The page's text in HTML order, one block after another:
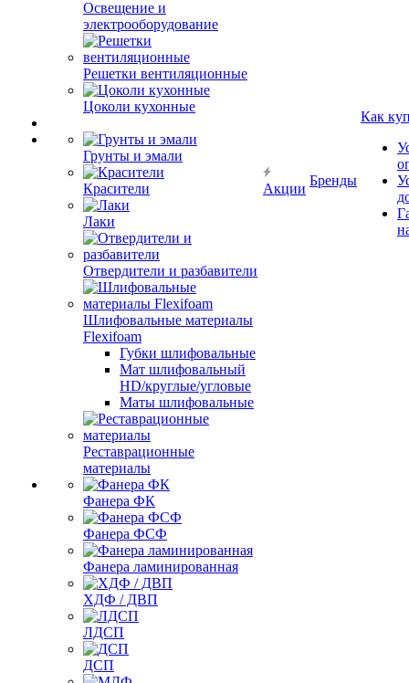
Освещение и
электрооборудование
Решетки вентиляционные
Цоколи кухонные
Грунты и эмали
Красители
Лаки
Отвердители и разбавители
Шлифовальные материалы
Flexifoam
Губки шлифовальные
Мат шлифовальный
HD/круглые/угловые
Маты шлифовальные
Реставрационные
материалы
Фанера ФК
Фанера ФСФ
Фанера ламинированная
ХДФ / ДВП
ЛДСП
ДСП
Акции
Бренды
Как